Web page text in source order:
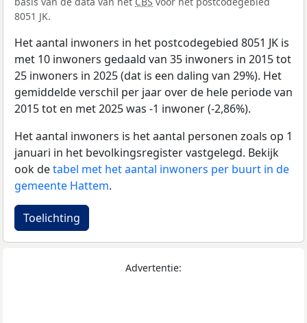
8051 JK.
Het aantal inwoners in het postcodegebied 8051 JK is
met 10 inwoners gedaald van 35 inwoners in 2015 tot
25 inwoners in 2025 (dat is een daling van 29%). Het
gemiddelde verschil per jaar over de hele periode van
2015 tot en met 2025 was -1 inwoner (-2,86%).
Het aantal inwoners is het aantal personen zoals op 1
januari in het bevolkingsregister vastgelegd. Bekijk
ook detabel met het aantal inwoners per buurt in de
gemeente Hattem.
Toelichting
Advertentie: